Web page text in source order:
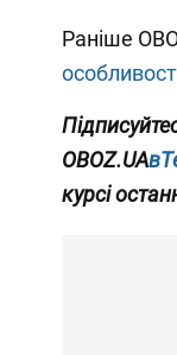
Раніше
OBOZ.UA
курсі